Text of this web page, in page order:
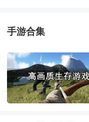
3)丰富多样的角色选
战斗策略的乐趣。
4)收集各种角色和武
战。
手游合集